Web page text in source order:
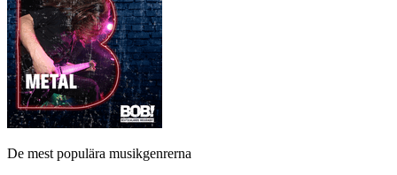
De mest populära musikgenrerna